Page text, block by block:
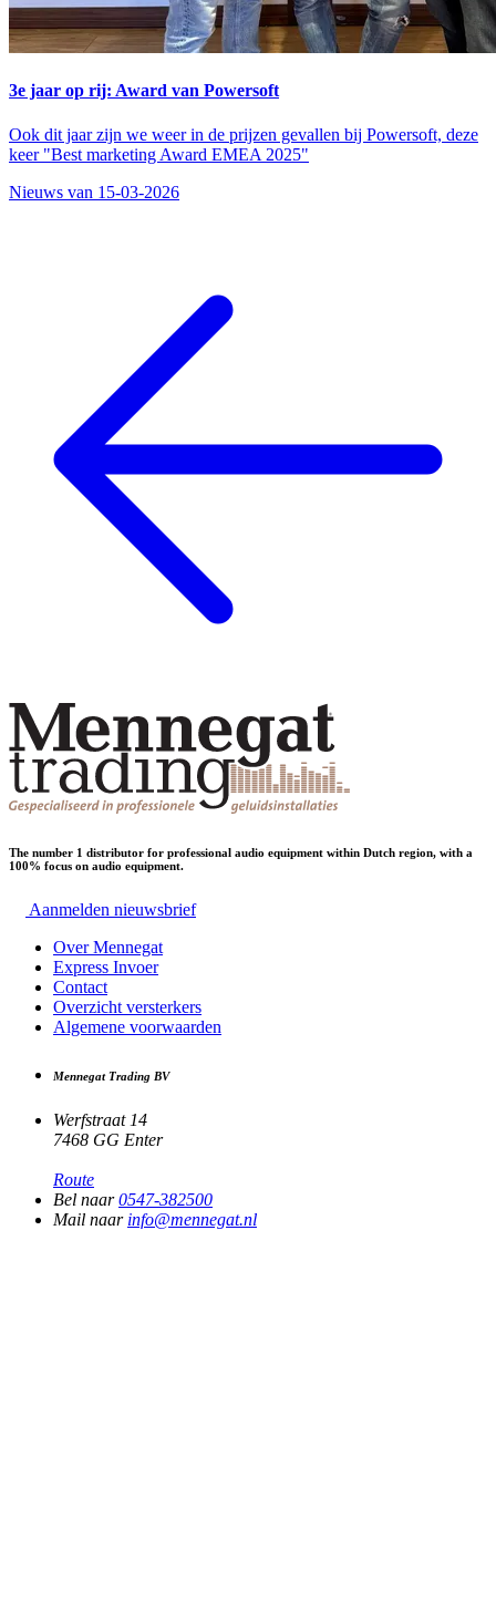
3e jaar op rij: Award van Powersoft
Ook dit jaar zijn we weer in de prijzen gevallen bij Powersoft, deze
keer "Best marketing Award EMEA 2025"
Nieuws van 15-03-2026
The number 1 distributor for professional audio equipment within Dutch region, with a
100% focus on audio equipment.
Aanmelden nieuwsbrief
Over Mennegat
Express Invoer
Contact
Overzicht versterkers
Algemene voorwaarden
Mennegat Trading BV
Werfstraat 14
7468 GG Enter
Route
Bel naar0547-382500
Mail naar info@mennegat.nl